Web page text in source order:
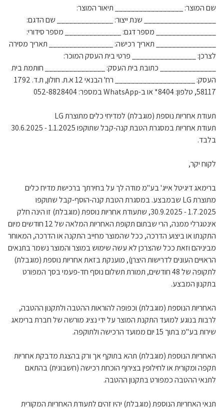
שם המוצר: _________________ תיאור המוצר:
__________________ שנת ייצור: ______________ שם הדגם:
_______________ מספר דגם: ______________ מספר סידורי:
_______________ תאריך רכישה: ________________ תאריך מסירה
לצרכן: ________________ פרטי בית העסק המוכר:
______________ כתובת בית העסק: _______________ חותמת בית
העסק: ____________________ רח' הבנאי 12 א.ת. חולון, ת.ד. 1792
58117, טלפון: 8404* או ב-WhatsApp במספר: 052-8828404
תעודת אחריות נוספת (מוגבלת) למדיחי כלים מתוצרת LG
תעודת אחריות במסגרת הטבת קנה-קבל שתוקפו 1.1.2025 - 30.6.2025
בלבד.
לקוח יקר,
ברימאג דיגיטל אייג' בע"מ מודה לך על בחירתך ברכישת מדיח כלים
מתוצרת LG שבמבצע. במסגרת הטבת קנה-הוסף-קבל שתוקפו
1.7.2025 - 30.9.2025, שתעודת אחריות נוספת (מוגבלת) זו הינה חלק
אינטגרלי ממנה, הרי שבתום תקופת האחריות המלאה של 12 חודשים מיום
התקנתו או ביצוע הדרכה, ככל שהמוצר מחייב התקנה או הדרכה, המאוחר
מביניהם וזאת ככל שהצרכן לא עשה שימוש במוצר והמוצר נשמר בתנאים
הראויים העונים לדרישות היצרן), מוענקת בזאת אחריות נוספת (מוגבלת)
לתקופה של 48 חודשים, תמורת תשלום נוסף חד-פעמי בסך המפורט
בתקנון המבצע.
האחריות הנוספת (מוגבלת) וכפופה להוראות ההטבה ולתקנון ההטבה,
לרבות בנוגע למועד התקנת המוצר על ידי נציג מורשה של חברת ברימאג
שירות בע"מ בתוך 15 יום ממועד הרכישה ולתוקפה.
האחריות הנוספת (מוגבלת) תהא בתוקף אך ורק בהצגת מדבקת אחריות
תקפה ומקורית או לחילופין בצירוף הוכחת רכישה (חשבונית) בהתאם
לתנאי ההטבה כמפורט בתקנון ההטבה.
תנאי האחריות הנוספת (מוגבלת) יהיו זהים לתעודת האחריות המקורית